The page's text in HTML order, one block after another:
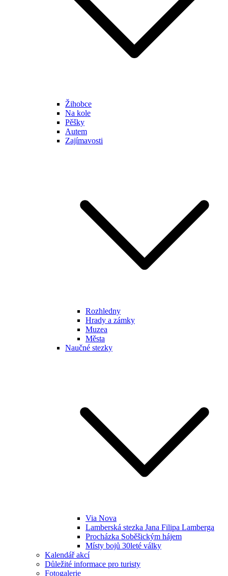
Žihobce
Na kole
Pěšky
Autem
Zajímavosti
Rozhledny
Hrady a zámky
Muzea
Města
Naučné stezky
Via Nova
Lamberská stezka Jana Filipa Lamberga
Procházka Soběšickým hájem
Místy bojů 30leté války
Kalendář akcí
Důležité informace pro turisty
Fotogalerie